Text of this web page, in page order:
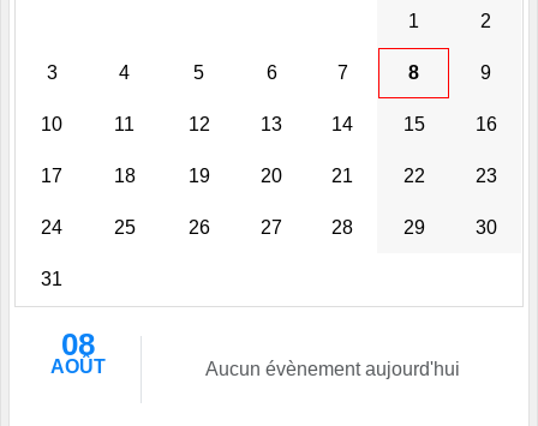
1 2
3 4 5 6 7 8 9
10 11 12 13 14 15 16
17 18 19 20 21 22 23
24 25 26 27 28 29 30
31
08
AOÛT Aucun évènement aujourd'hui